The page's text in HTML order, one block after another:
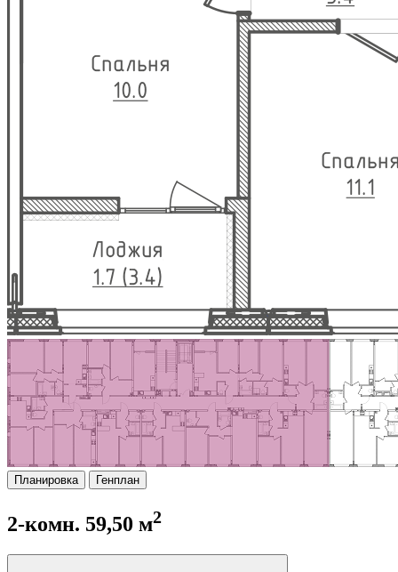
Планировка Генплан
2-комн. 59,50 м2